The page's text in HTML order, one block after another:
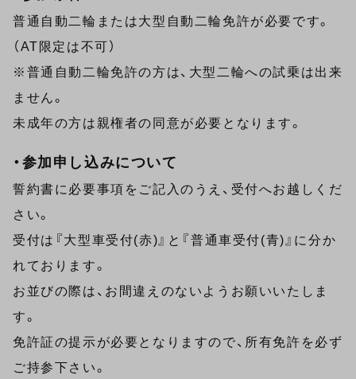
普通自動二輪または大型自動二輪免許が必要です。
（AT限定は不可）
※普通自動二輪免許の方は、大型二輪への試乗は出来
ません。
未成年の方は親権者の同意が必要となります。
・参加申し込みについて
誓約書に必要事項をご記入のうえ、受付へお越しくだ
さい。
受付は『大型車受付(赤)』と『普通車受付(青)』に分か
れております。
お並びの際は、お間違えのないようお願いいたしま
す。
免許証の提示が必要となりますので、所有免許を必ず
ご持参下さい。